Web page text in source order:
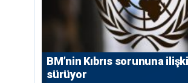
BM’nin Kıbrıs sorununa
sürüyor